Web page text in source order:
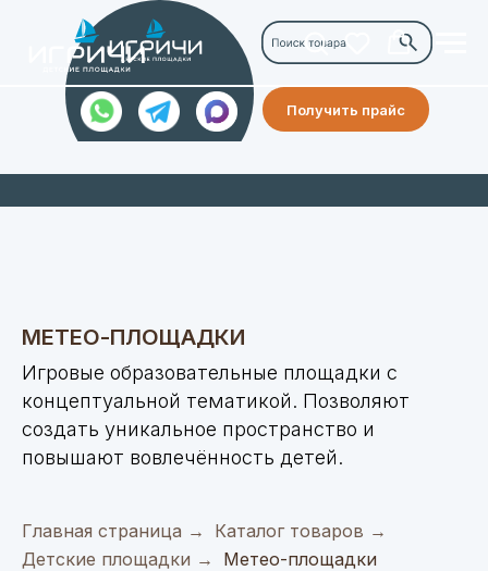
Получить прайс
МЕТЕО-ПЛОЩАДКИ
Игровые образовательные площадки с
концептуальной тематикой. Позволяют
создать уникальное пространство и
повышают вовлечённость детей.
Главная страница → Каталог товаров →
Детские площадки → Метео-площадки